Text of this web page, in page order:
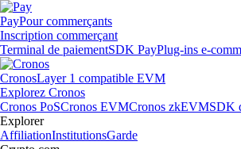
PayPour commerçants
Inscription commerçant
Terminal de paiementSDK PayPlug-ins e-
CronosLayer 1 compatible EVM
Explorez Cronos
Cronos PoSCronos EVMCronos zkEVMSDK
Explorer
AffiliationInstitutionsGarde